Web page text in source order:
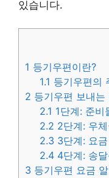
있습니다.
1 등기우편이란?
1.1 등기우편의
2 등기우편 보내는
2.1 1단계: 준비
2.2 2단계: 우
2.3 3단계: 요
2.4 4단계: 송
3 등기우편 요금